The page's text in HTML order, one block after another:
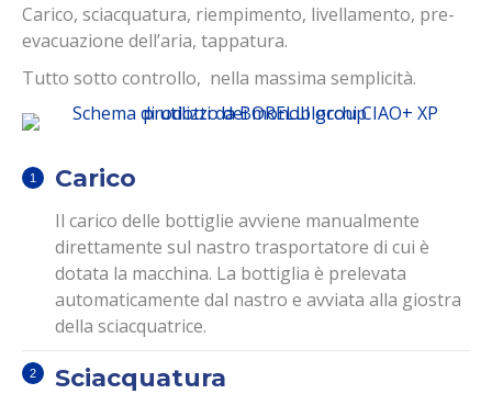
Carico, sciacquatura, riempimento, livellamento, pre-
evacuazione dell’aria, tappatura.
Tutto sotto controllo, nella massima semplicità.
Carico
Il carico delle bottiglie avviene manualmente
direttamente sul nastro trasportatore di cui è
dotata la macchina. La bottiglia è prelevata
automaticamente dal nastro e avviata alla giostra
della sciacquatrice.
Sciacquatura